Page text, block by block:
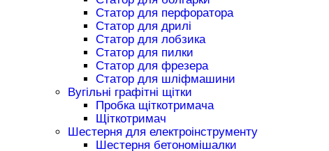
Статор для перфоратора
Статор для дрилі
Статор для лобзика
Статор для пилки
Статор для фрезера
Статор для шліфмашини
Вугільні графітні щітки
Пробка щіткотримача
Щіткотримач
Шестерня для електроінструменту
Шестерня бетономішалки